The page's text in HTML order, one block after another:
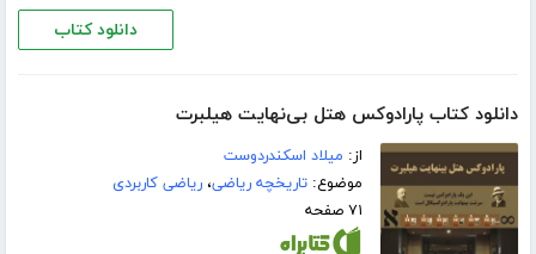
دانلود کتاب
دانلود کتاب پارادوکس هتل بی‌نهایت هیلبرت
از: میلاد اسکندردوست
موضوع:تاریخچه ریاضی،ریاضی کاربردی
۷۱ صفحه